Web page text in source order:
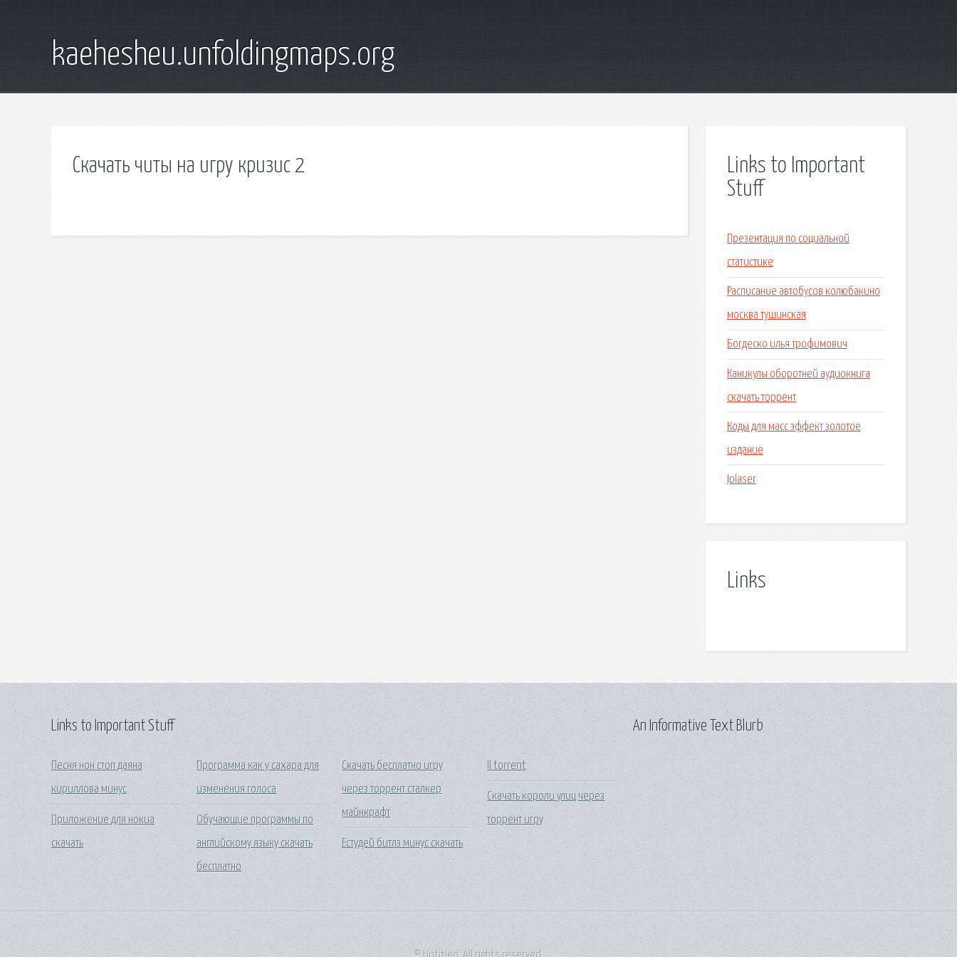
kaehesheu.unfoldingmaps.org
Скачать читы на игру кризис 2
Links to Important
Stuff
Презентация по социальной
статистике
Расписание автобусов колюбакино
москва тушинская
Богдеско илья трофимович
Каникулы оборотней аудиокнига
скачать торрент
Коды для масс эффект золотое
издание
Iplaser
Links
Links to Important Stuff
Песня нон стоп даяна
кириллова минус
Приложение для нокиа
скачать
Программа как у сахара для
изменения голоса
Обучающие программы по
английскому языку скачать
бесплатно
Скачать бесплатно игру
через торрент сталкер
майнкрафт
Естудей битлз минус скачать
Il torrent
Скачать короли улиц через
торрент игру
An Informative Text Blurb